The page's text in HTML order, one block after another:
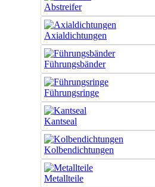
Abstreifer
Axialdichtungen
Führungsbänder
Führungsringe
Kantseal
Kolbendichtungen
Metallteile